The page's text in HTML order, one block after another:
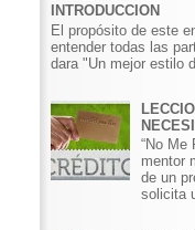
INTRODUCCION
El propósito de este
entender todas las
dara "Un mejor estilo
“No Me
mentor
de un
solicita